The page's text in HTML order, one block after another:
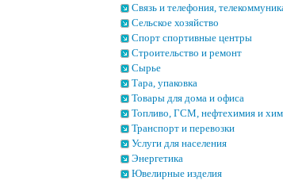
Связь и телефония,
Сельское хозяйство
Спорт спортивные центры
Строительство и ремонт
Сырье
Тара, упаковка
Товары для дома и офиса
Топливо, ГСМ, нефтехимия и
Транспорт и перевозки
Услуги для населения
Энергетика
Ювелирные изделия